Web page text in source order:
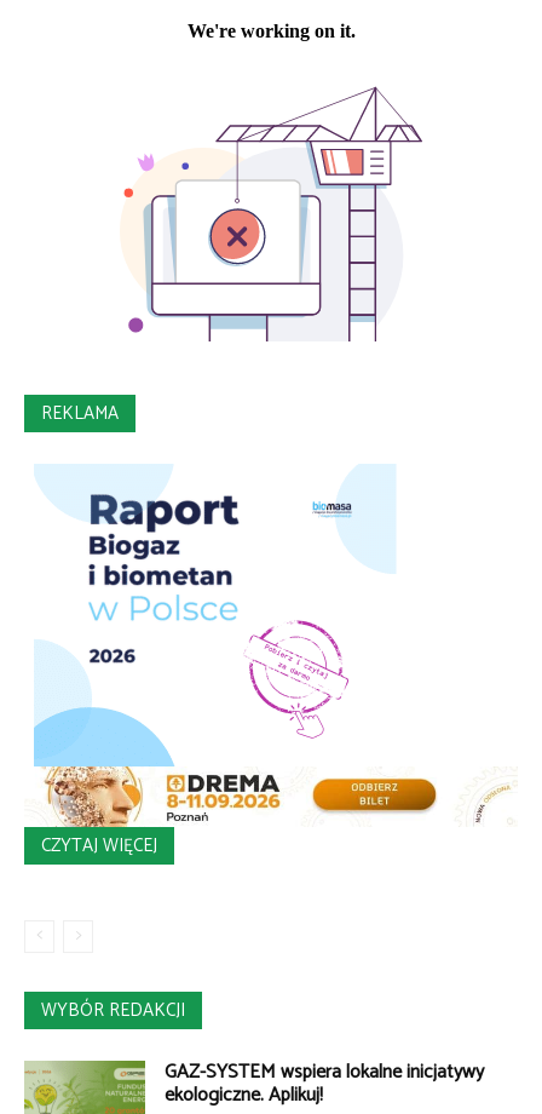
REKLAMA
CZYTAJ WIĘCEJ
WYBÓR REDAKCJI
GAZ-SYSTEM wspiera lokalne inicjatywy
ekologiczne. Aplikuj!